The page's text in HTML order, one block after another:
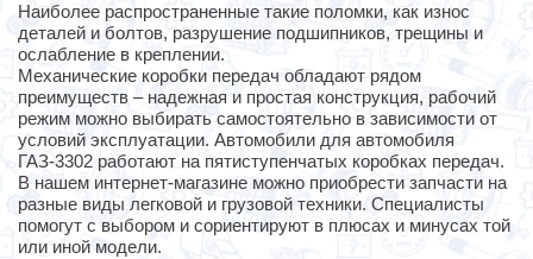
Наиболее распространенные такие поломки, как износ
деталей и болтов, разрушение подшипников, трещины и
ослабление в креплении.
Механические коробки передач обладают рядом
преимуществ – надежная и простая конструкция, рабочий
режим можно выбирать самостоятельно в зависимости от
условий эксплуатации. Автомобили для автомобиля
ГАЗ-3302 работают на пятиступенчатых коробках передач.
В нашем интернет-магазине можно приобрести запчасти на
разные виды легковой и грузовой техники. Специалисты
помогут с выбором и сориентируют в плюсах и минусах той
или иной модели.